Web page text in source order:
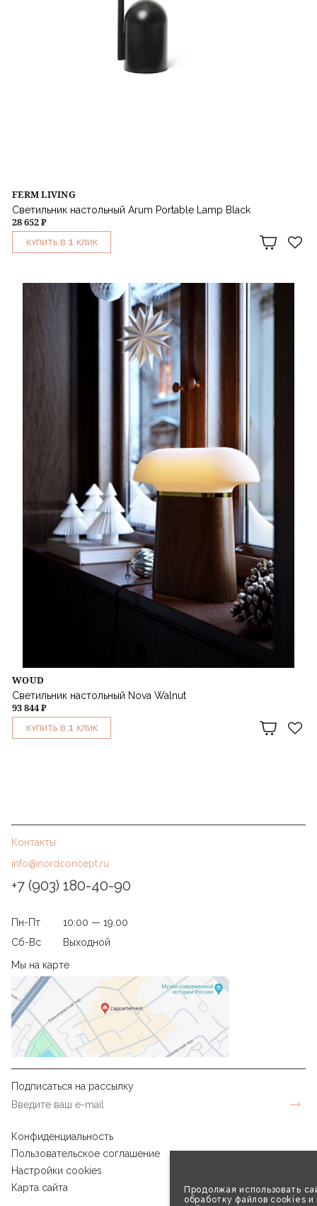
Продолжая использовать
обработку файлов cookies и
FERM LIVING
Светильник настольный Arum Portable Lamp Black
28 652 ₽
КУПИТЬ В 1 КЛИК
WOUD
Светильник настольный Nova Walnut
93 844 ₽
КУПИТЬ В 1 КЛИК
Контакты
info@nordconcept.ru
+7 (903) 180-40-90
Пн-Пт
10:00 — 19.00
Сб-Вс
Выходной
Мы на карте
Подписаться на рассылку
Конфиденциальность
Пользовательское соглашение
Настройки cookies
Карта сайта